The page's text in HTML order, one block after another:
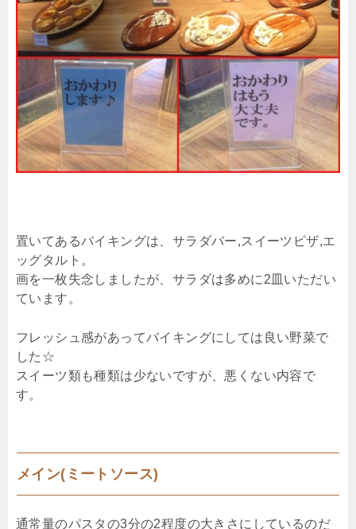
置いてあるバイキングは、サラダバー,スイーツピザ,エ
ッグタルト。
画を一枚失念しましたが、サラダは多めに2皿いただい
ています。
フレッシュ感があってバイキングにしては良い野菜で
した☆
スイーツ類も種類は少ないですが、悪くない内容で
す。
メイン(ミートソース)
通常量のパスタの3分の2程度の大きさにしているのだ